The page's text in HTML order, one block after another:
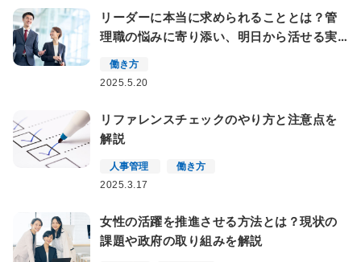
リーダーに本当に求められることとは？管
理職の悩みに寄り添い、明日から活せる実
践ガイド
働き方
2025.5.20
リファレンスチェックのやり方と注意点を
解説
人事管理
働き方
2025.3.17
女性の活躍を推進させる方法とは？現状の
課題や政府の取り組みを解説